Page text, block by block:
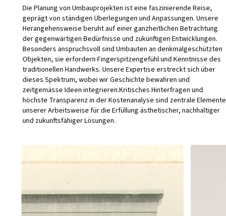
Die Planung von Umbauprojekten ist eine faszinierende Reise,
geprägt von ständigen Überlegungen und Anpassungen. Unsere
Herangehensweise beruht auf einer ganzheitlichen Betrachtung
der gegenwärtigen Bedürfnisse und zukünftigen Entwicklungen.
Besonders anspruchsvoll sind Umbauten an denkmalgeschützten
Objekten, sie erfordern Fingerspitzengefühl und Kenntnisse des
traditionellen Handwerks. Unsere Expertise erstreckt sich über
dieses Spektrum, wobei wir Geschichte bewahren und
zeitgemässe Ideen integrieren.Kritisches Hinterfragen und
höchste Transparenz in der Kostenanalyse sind zentrale Elemente
unserer Arbeitsweise für die Erfüllung ästhetischer, nachhaltiger
und zukunftsfähiger Lösungen.